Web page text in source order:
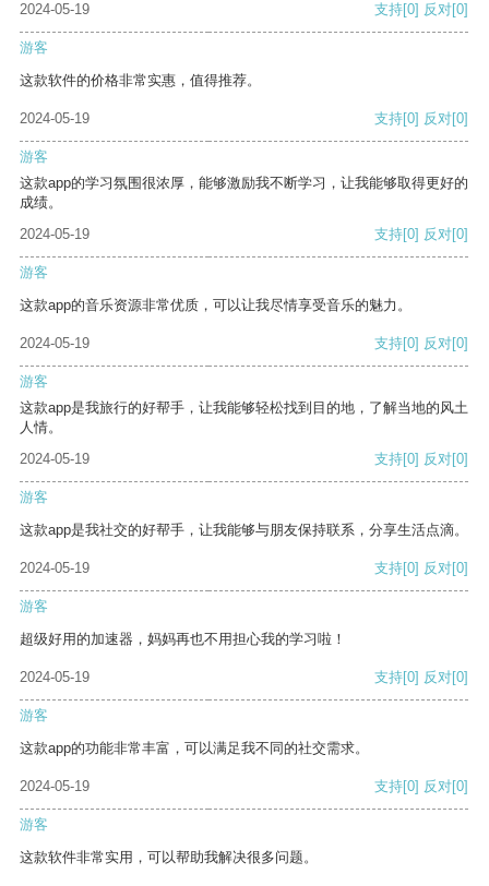
2024-05-19
支持[0] 反对[0]
游客
这款软件的价格非常实惠，值得推荐。
2024-05-19 支持[0] 反对[0]
游客
这款app的学习氛围很浓厚，能够激励我不断学习，让我能够取得更好的
成绩。
2024-05-19
支持[0] 反对[0]
游客
这款app的音乐资源非常优质，可以让我尽情享受音乐的魅力。
2024-05-19 支持[0] 反对[0]
游客
这款app是我旅行的好帮手，让我能够轻松找到目的地，了解当地的风土
人情。
2024-05-19
支持[0] 反对[0]
游客
这款app是我社交的好帮手，让我能够与朋友保持联系，分享生活点滴。
2024-05-19 支持[0] 反对[0]
游客
超级好用的加速器，妈妈再也不用担心我的学习啦！
2024-05-19 支持[0] 反对[0]
游客
这款app的功能非常丰富，可以满足我不同的社交需求。
2024-05-19 支持[0] 反对[0]
游客
这款软件非常实用，可以帮助我解决很多问题。